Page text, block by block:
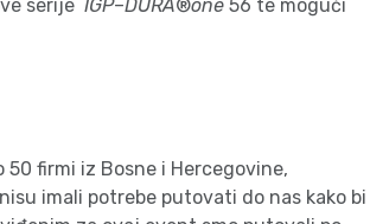
serije IGP–DURA®one 56 te mogući
firmi iz Bosne i Hercegovine,
imali potrebe putovati do nas kako bi